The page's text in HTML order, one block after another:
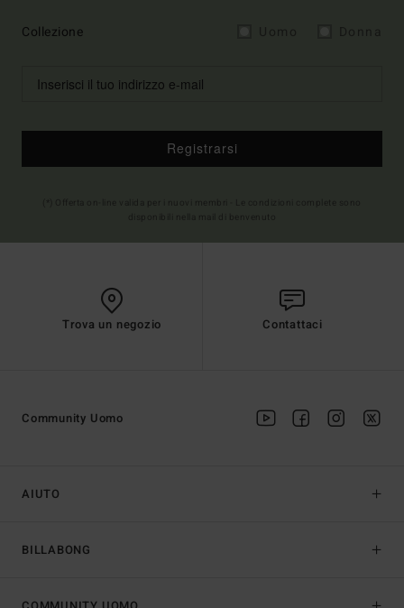
Collezione
Registrarsi
Trova un negozio Contattaci
AIUTO
BILLABONG
Community Uomo